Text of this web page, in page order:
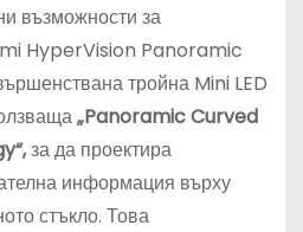
възможности за
HyperVision Panoramic
тройна Mini LED
„Panoramic Curved
за да проектира
информация върху
стъкло. Това